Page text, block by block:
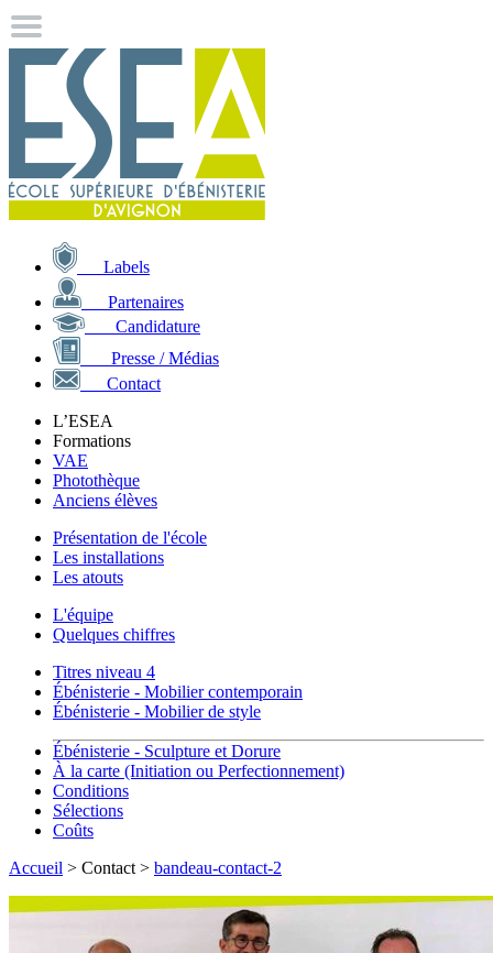
Labels
Partenaires
Candidature
Presse / Médias
Contact
L’ESEA
Formations
VAE
Photothèque
Anciens élèves
Présentation de l'école
Les installations
Les atouts
L'équipe
Quelques chiffres
Titres niveau 4
Ébénisterie - Mobilier contemporain
Ébénisterie - Mobilier de style
Ébénisterie - Sculpture et Dorure
À la carte (Initiation ou Perfectionnement)
Conditions
Sélections
Coûts
Accueil > Contact > bandeau-contact-2